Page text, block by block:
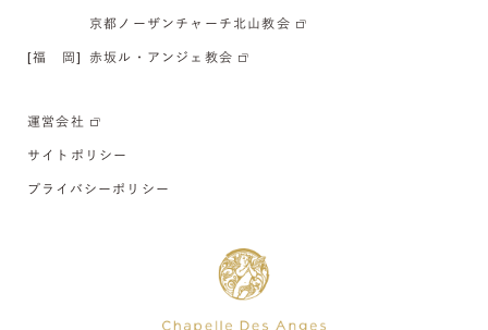
京都ノーザンチャーチ北山教会
[福 岡] 赤坂ル・アンジェ教会
運営会社
サイトポリシー
プライバシーポリシー